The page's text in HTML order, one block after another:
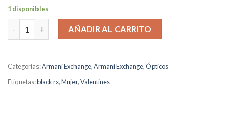
original
era:
$160.00.
actual
es:
$99.95.
1 disponibles
Armani Exchange AX1046 Shiny Black cantidad
AÑADIR AL CARRITO
Categorías:Armani Exchange,Armani Exchange,Ópticos
Etiquetas:black rx,Mujer,Valentines